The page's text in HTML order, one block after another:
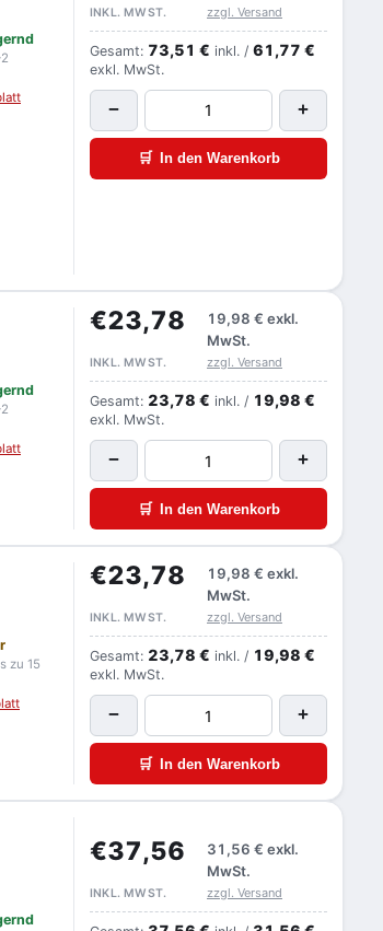
INKL. MWST. zzgl. Versand
Gesamt: 73,51 € inkl. / 61,77 €
exkl. MwSt.
− +
🛒 In den Warenkorb
€23,78 19,98 € exkl.
MwSt.
INKL. MWST. zzgl. Versand
Gesamt: 23,78 € inkl. / 19,98 €
exkl. MwSt.
− +
🛒 In den Warenkorb
zu 15
€23,78 19,98 € exkl.
MwSt.
INKL. MWST. zzgl. Versand
Gesamt: 23,78 € inkl. / 19,98 €
exkl. MwSt.
− +
🛒 In den Warenkorb
€37,56 31,56 € exkl.
MwSt.
INKL. MWST. zzgl. Versand